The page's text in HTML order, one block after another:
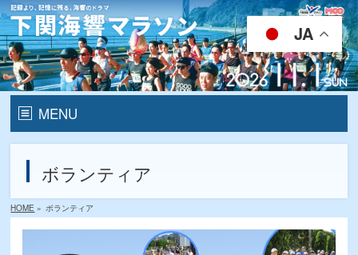
MENU
HOME
開催要項
ランナー
ボランティア
HOME » ボランティア
JA